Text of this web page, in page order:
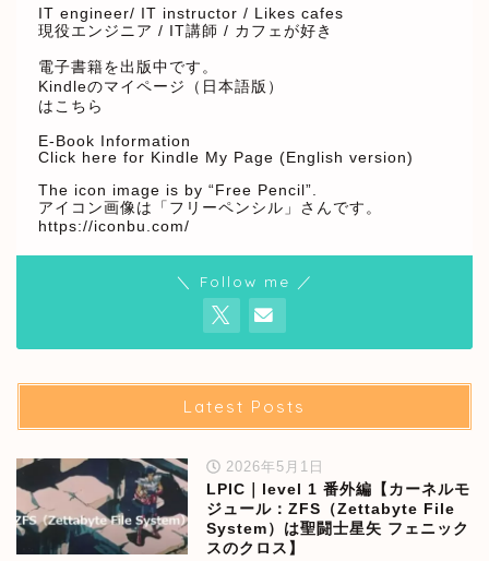
IT engineer/ IT instructor / Likes cafes
現役エンジニア / IT講師 / カフェが好き
電子書籍を出版中です。
Kindleのマイページ（日本語版）
はこちら
E-Book Information
Click here for Kindle My Page (English version)
The icon image is by “Free Pencil”.
アイコン画像は「フリーペンシル」さんです。
https://iconbu.com/
＼ Follow me ／
Latest Posts
2026年5月1日
LPIC｜level 1 番外編【カーネルモ
ジュール：ZFS（Zettabyte File
System）は聖闘士星矢 フェニック
スのクロス】